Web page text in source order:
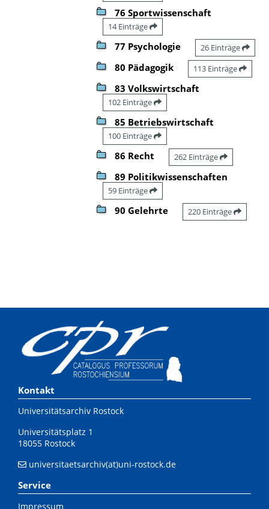
76 Sportwissenschaft
14 Einträge
77 Psychologie 26 Einträge
80 Pädagogik 113 Einträge
83 Volkswirtschaft
102 Einträge
85 Betriebswirtschaft
100 Einträge
86 Recht 262 Einträge
89 Politikwissenschaften
59 Einträge
90 Gelehrte 220 Einträge
Kontakt
Universitätsarchiv Rostock
Universitätsplatz 1
18055 Rostock
universitaetsarchiv(at)uni-rostock.de
Service
Impressum